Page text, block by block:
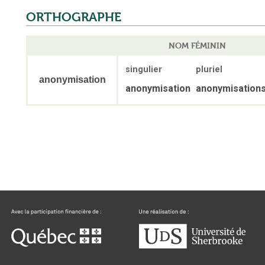
ORTHOGRAPHE
NOM FÉMININ
anonymisation
singulier pluriel
anonymisation